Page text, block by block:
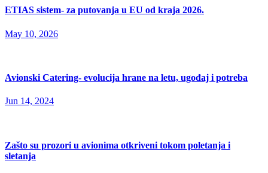
ETIAS sistem- za putovanja u EU od kraja 2026.
May 10, 2026
Avionski Catering- evolucija hrane na letu, ugođaj i potreba
Jun 14, 2024
Zašto su prozori u avionima otkriveni tokom poletanja i
sletanja